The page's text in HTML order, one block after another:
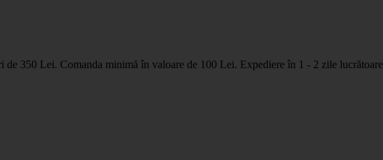
350 Lei. Comanda minimă în valoare de 100 Lei. Expediere în 1 - 2 zile